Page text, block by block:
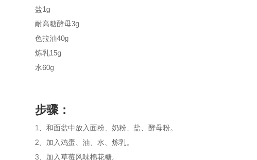
盐1g
耐高糖酵母3g
色拉油40g
炼乳15g
水60g
步骤：
1、和面盆中放入面粉、奶粉、盐、酵母粉。
2、加入鸡蛋、油、水、炼乳。
3、加入草莓风味棉花糖。